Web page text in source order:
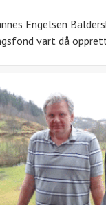
Engelsen
vart då